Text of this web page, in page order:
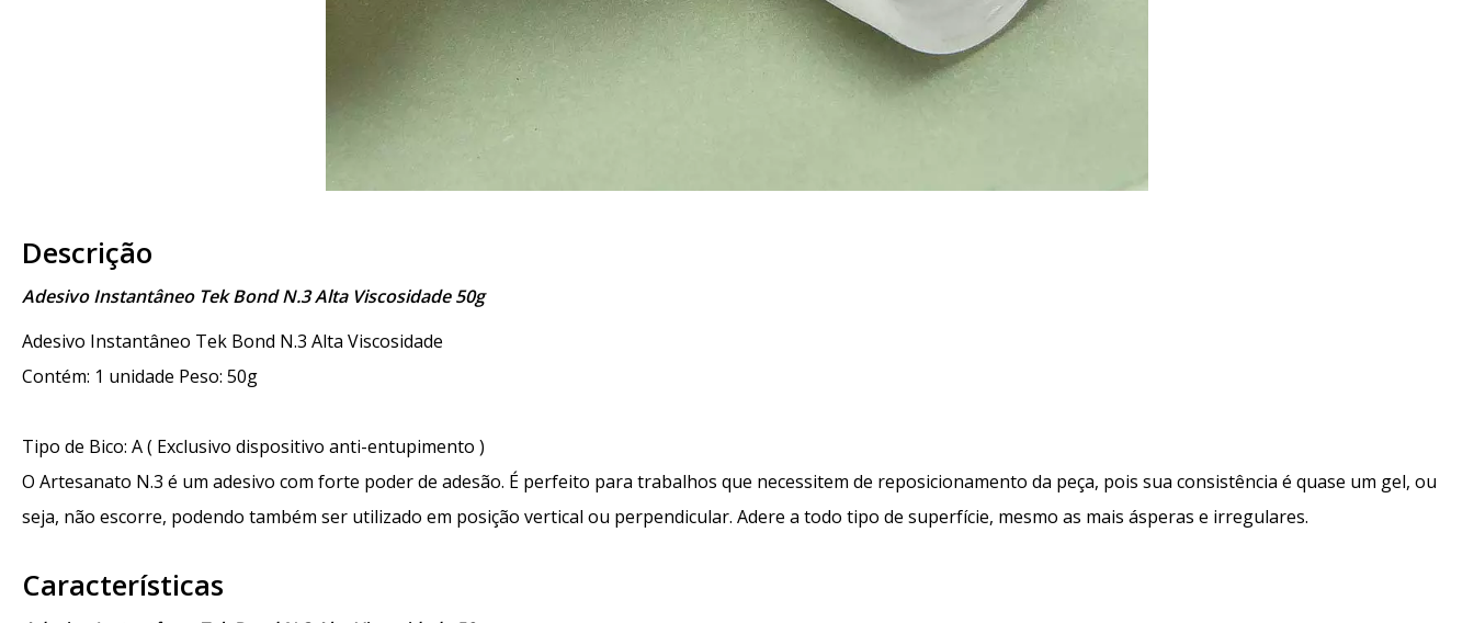
Descrição
Adesivo Instantâneo Tek Bond N.3 Alta Viscosidade 50g
Adesivo Instantâneo Tek Bond N.3 Alta Viscosidade
Contém: 1 unidade Peso: 50g
Tipo de Bico: A ( Exclusivo dispositivo anti-entupimento )
O Artesanato N.3 é um adesivo com forte poder de adesão. É perfeito para trabalhos que necessitem de reposicionamento da peça, pois sua consistência é quase um gel, ou
seja, não escorre, podendo também ser utilizado em posição vertical ou perpendicular. Adere a todo tipo de superfície, mesmo as mais ásperas e irregulares.
Características